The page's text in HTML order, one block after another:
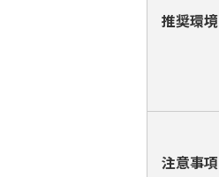
推奨環境
注意事項